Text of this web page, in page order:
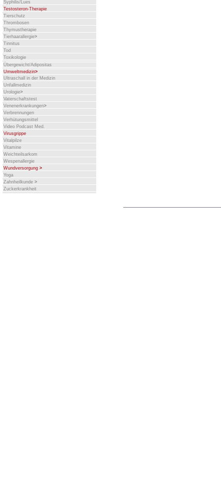
Syphilis/Lues
Testosteron-Therapie
Tierschutz
Thrombosen
Thymustherapie
Tierhaarallergie>
Tinnitus
Tod
Toxikologie
Übergewicht/Adipositas
Umweltmedizin>
Ultraschall in der Medizin
Unfallmedizin
Urologie>
Vaterschaftstest
Venenerkrankungen>
Verbrennungen
Verhütungsmittel
Video Podcast Med.
Virusgrippe
Vitalpilze
Vitamine
Weichteilsarkom
Wespenallergie
Wundversorgung >
Yoga
Zahnheilkunde >
Zuckerkrankheit